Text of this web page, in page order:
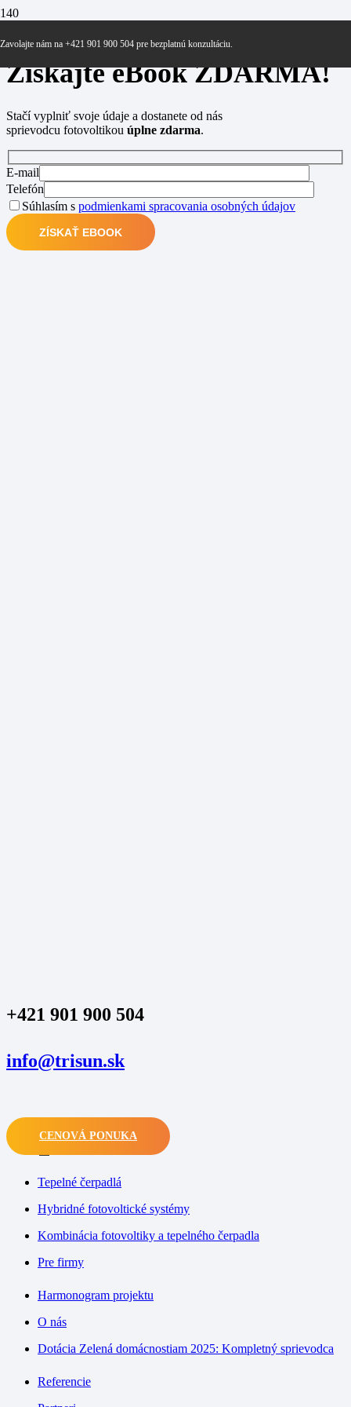
Zavolajte nám na +421 901 900 504 pre bezplatnú konzultáciu.
Získajte eBookZDARMA!
Stačí vyplniť svoje údaje a dostanete od nás
sprievodcu fotovoltikou úplne zdarma.
E-mail
Telefón
Súhlasím s podmienkami spracovania osobných údajov
+421 901 900 504
info@trisun.sk
CENOVÁ PONUKA
Tepelné čerpadlá
Hybridné fotovoltické systémy
Kombinácia fotovoltiky a tepelného čerpadla
Pre firmy
Harmonogram projektu
O nás
Dotácia Zelená domácnostiam 2025: Kompletný sprievodca
Referencie